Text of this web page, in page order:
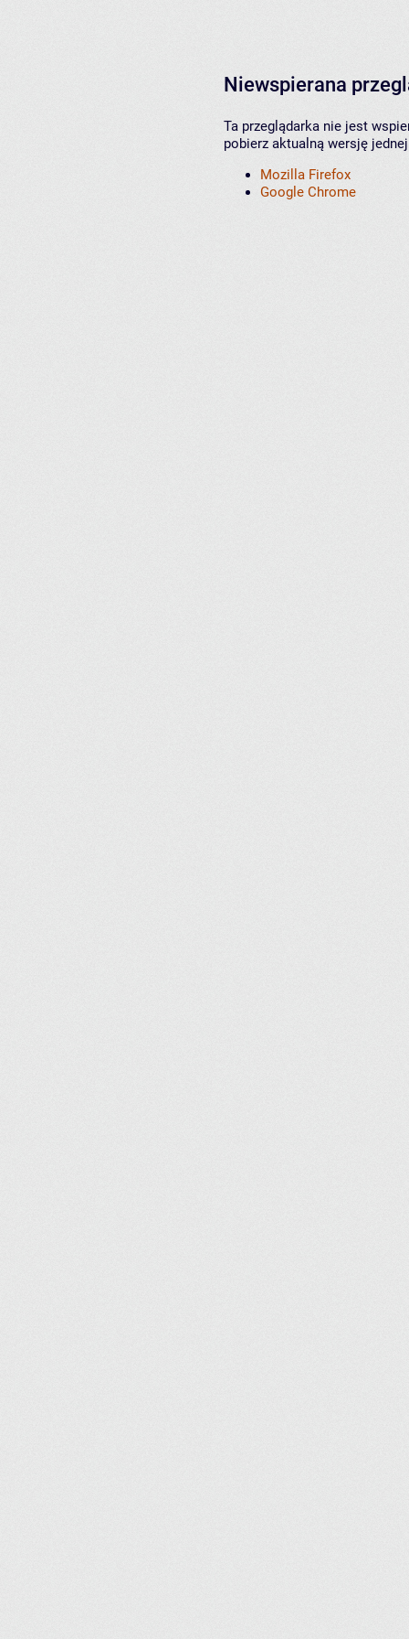
Niewspierana
Ta przeglądarka nie jest
pobierz aktualną wersję
Mozilla Firefox
Google Chrome